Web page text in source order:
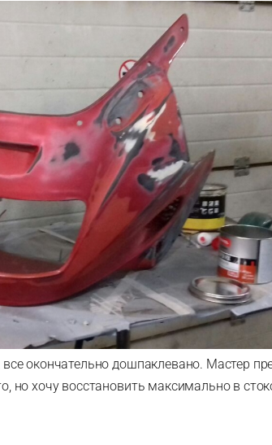
окончательно дошпаклевано. Мастер
но хочу восстановить максимально в